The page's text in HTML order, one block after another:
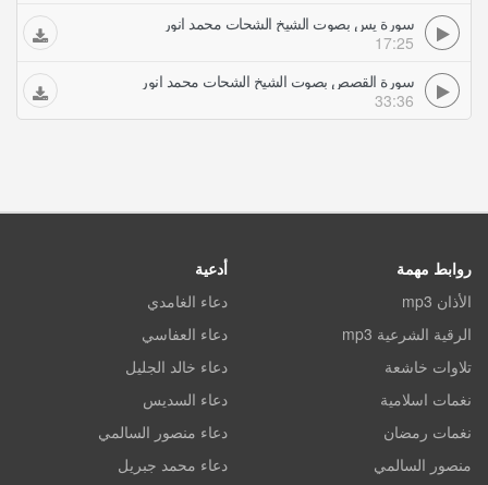
سورة يس بصوت الشيخ الشحات محمد انور
17:25
سورة القصص بصوت الشيخ الشحات محمد انور
33:36
روابط مهمة
الأذان mp3
الرقية الشرعية mp3
تلاوات خاشعة
نغمات اسلامية
نغمات رمضان
منصور السالمي
أدعية
دعاء الغامدي
دعاء العفاسي
دعاء خالد الجليل
دعاء السديس
دعاء منصور السالمي
دعاء محمد جبريل